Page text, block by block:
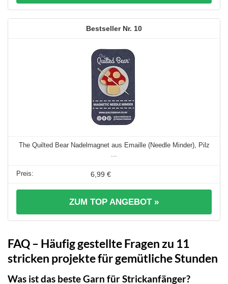
10
The Quilted Bear Nadelmagnet aus Emaille (Needle Minder), Pilz
6,99 €
ZUM TOP ANGEBOT »
FAQ – Häufig gestellte Fragen zu 11
stricken projekte für gemütliche Stunden
Was ist das beste Garn für Strickanfänger?